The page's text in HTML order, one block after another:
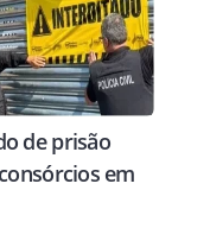
de prisão
em